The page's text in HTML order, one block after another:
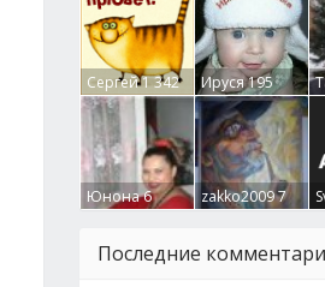
Сергей1 342 Ируся195
Юнона6 zakko20097
Последние